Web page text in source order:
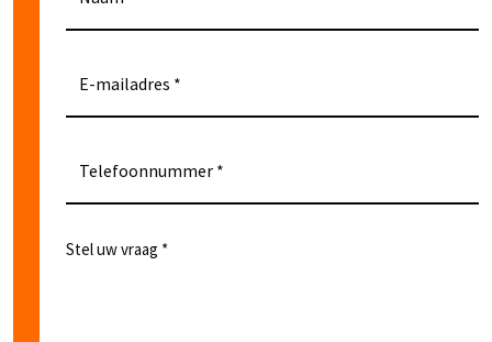
E-mailadres
Telefoonnummer
Stel uw vraag